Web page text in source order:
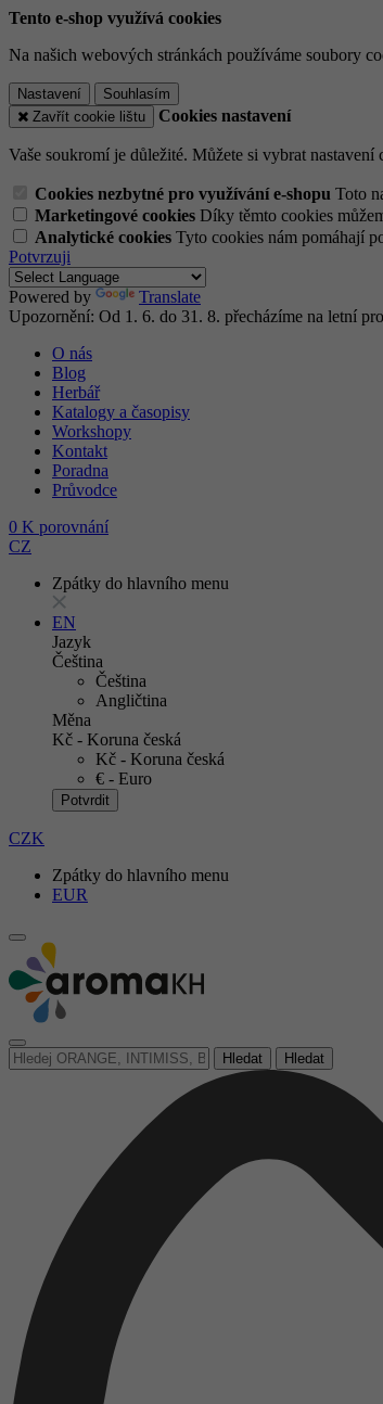
Tento e-shop využívá cookies
Na našich webových stránkách používáme soubory
Nastavení
Souhlasím
Zavřít cookie lištu
Cookies nastavení
Vaše soukromí je důležité. Můžete si vybrat nastavení
Cookies nezbytné pro využívání e-shopu Toto
Marketingové cookies Díky těmto cookies
Analytické cookies Tyto cookies nám pomáhají
Potvrzuji
Powered by
Translate
Upozornění: Od 1. 6. do 31. 8. přecházíme na letní
O nás
Blog
Herbář
Katalogy a časopisy
Workshopy
Kontakt
Poradna
Průvodce
0 K porovnání
CZ
Zpátky do hlavního menu
EN
Jazyk
Čeština
Čeština
Angličtina
Měna
Kč - Koruna česká
Kč - Koruna česká
€ - Euro
Potvrdit
CZK
Zpátky do hlavního menu
EUR
Hledat Hledat